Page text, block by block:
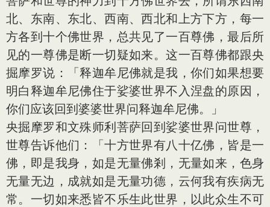
北、东南、东北、西南、西北和上方下方，每一
方各到十个佛世界，总共见了一百尊佛，最后所
见的一尊佛是断一切疑如来。这一百尊佛都跟央
掘摩罗说：「释迦牟尼佛就是我，你们如果想要
明白释迦牟尼佛住于娑婆世界不入涅盘的原因，
你们应该回到婆婆世界问释迦牟尼佛。」
央掘摩罗和文殊师利菩萨回到娑婆世界问世尊，
世尊告诉他们：「十方世界有八十亿佛，皆是一
佛，即是我身，如是无量佛剎，无量如来，色身
无量无边，成就如是无量功德，云何我有疾病无
常。一切如来悉皆不乐生此世界，以此众生不可